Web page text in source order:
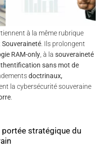
à la même rubrique
. Ils prolongent
RAM-only , à la souveraineté
sans mot de
doctrinaux,
la cybersécurité souveraine
portée stratégique du